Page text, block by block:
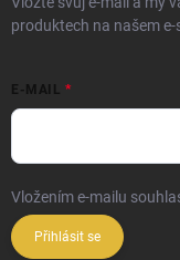
produktech na našem e-
E-MAIL
Vložením e-mailu
Přihlásit se